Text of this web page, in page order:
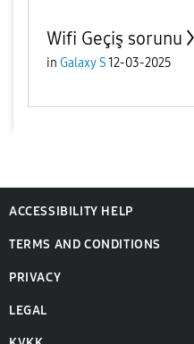
Wifi Geçiş sorunu
in Galaxy S12-03-2025
ACCESSIBILITY HELP
TERMS AND CONDITIONS
PRIVACY
LEGAL